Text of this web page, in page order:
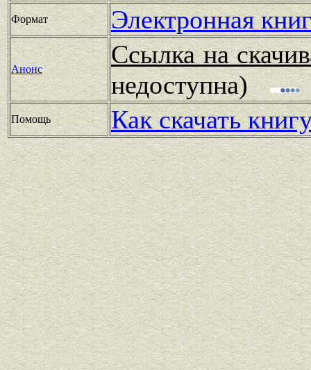
Формат Электронная
Анонс
Ссылка на
недоступна)
Помощь Как скачать